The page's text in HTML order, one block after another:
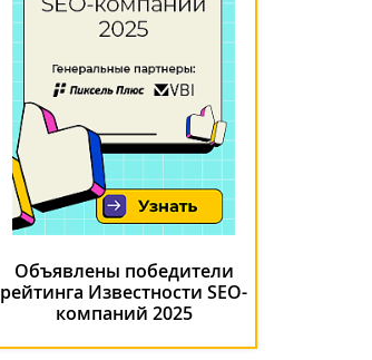
Объявлены победители
рейтинга Известности SEO-
компаний 2025